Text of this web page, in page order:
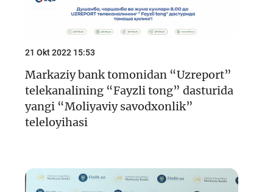
21 Okt 2022 15:53
Markaziy bank tomonidan “Uzreport”
telekanalining “Fayzli tong” dasturida
yangi “Moliyaviy savodxonlik”
teleloyihasi